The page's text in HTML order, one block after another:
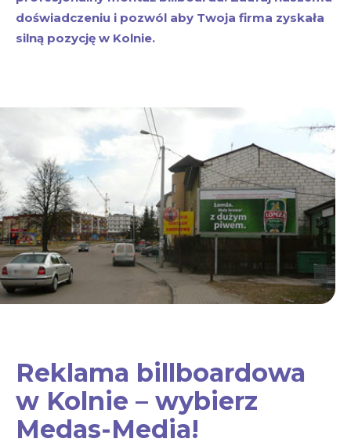
doświadczeniu i pozwól aby Twoja firma zyskała
silną pozycję w Kolnie.
Reklama billboardowa
w Kolnie – wybierz
Medas-Media!